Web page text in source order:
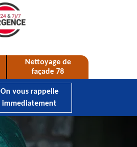
Nettoyage de
façade 78
On vous rappelle
immediatement